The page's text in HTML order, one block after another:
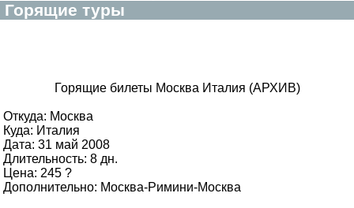
Горящие туры
Горящие билеты Москва Италия (АРХИВ)
Откуда: Москва
Куда: Италия
Дата: 31 май 2008
Длительность: 8 дн.
Цена: 245 ?
Дополнительно: Москва-Римини-Москва